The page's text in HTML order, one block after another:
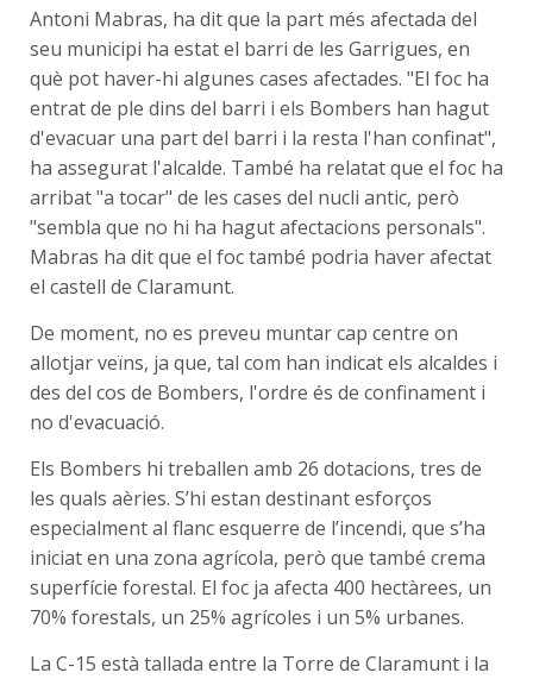
Antoni Mabras, ha dit que la part més afectada del
seu municipi ha estat el barri de les Garrigues, en
què pot haver-hi algunes cases afectades. "El foc ha
entrat de ple dins del barri i els Bombers han hagut
d'evacuar una part del barri i la resta l'han confinat",
ha assegurat l'alcalde. També ha relatat que el foc ha
arribat "a tocar" de les cases del nucli antic, però
"sembla que no hi ha hagut afectacions personals".
Mabras ha dit que el foc també podria haver afectat
el castell de Claramunt.
De moment, no es preveu muntar cap centre on
allotjar veïns, ja que, tal com han indicat els alcaldes i
des del cos de Bombers, l'ordre és de confinament i
no d'evacuació.
Els Bombers hi treballen amb 26 dotacions, tres de
les quals aèries. S’hi estan destinant esforços
especialment al flanc esquerre de l’incendi, que s’ha
iniciat en una zona agrícola, però que també crema
superfície forestal. El foc ja afecta 400 hectàrees, un
70% forestals, un 25% agrícoles i un 5% urbanes.
La C-15 està tallada entre la Torre de Claramunt i la